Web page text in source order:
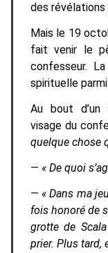
des révélations
Mais le 19
fait venir le
confesseur.
spirituelle
Au bout d’un
visage du
quelque chose
— « De quoi
— « Dans ma
fois honoré de
grotte de
prier. Plus tard,